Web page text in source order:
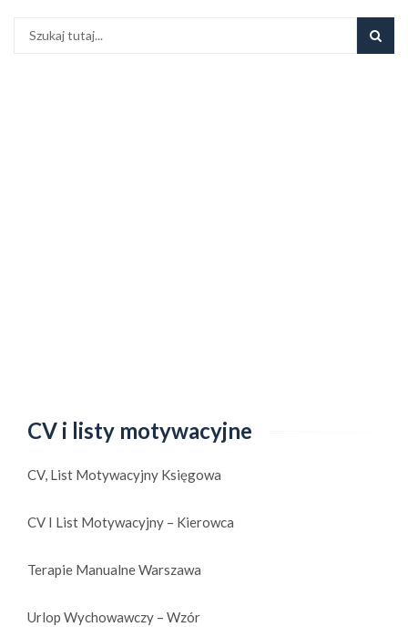
CV i listy motywacyjne
CV, List Motywacyjny Księgowa
CV I List Motywacyjny – Kierowca
Terapie Manualne Warszawa
Urlop Wychowawczy – Wzór